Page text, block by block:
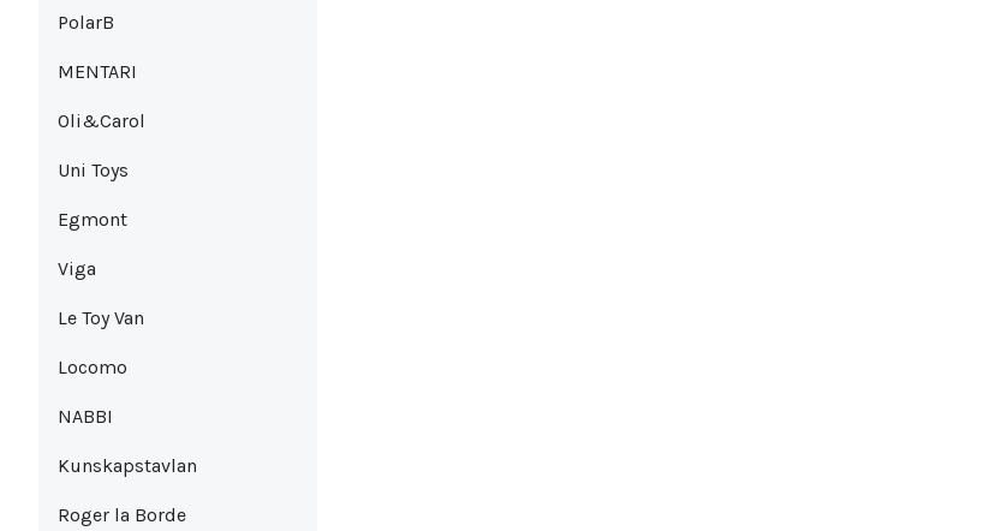
PolarB
MENTARI
Oli&Carol
Uni Toys
Egmont
Viga
Le Toy Van
Locomo
NABBI
Kunskapstavlan
Roger la Borde